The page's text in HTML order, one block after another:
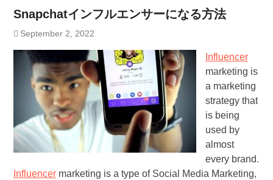
Snapchatインフルエンサーになる方法
September 2, 2022
Influencer
marketing is
a marketing
strategy that
is being
used by
almost
every brand.
Influencermarketing is a type of Social Media Marketing,